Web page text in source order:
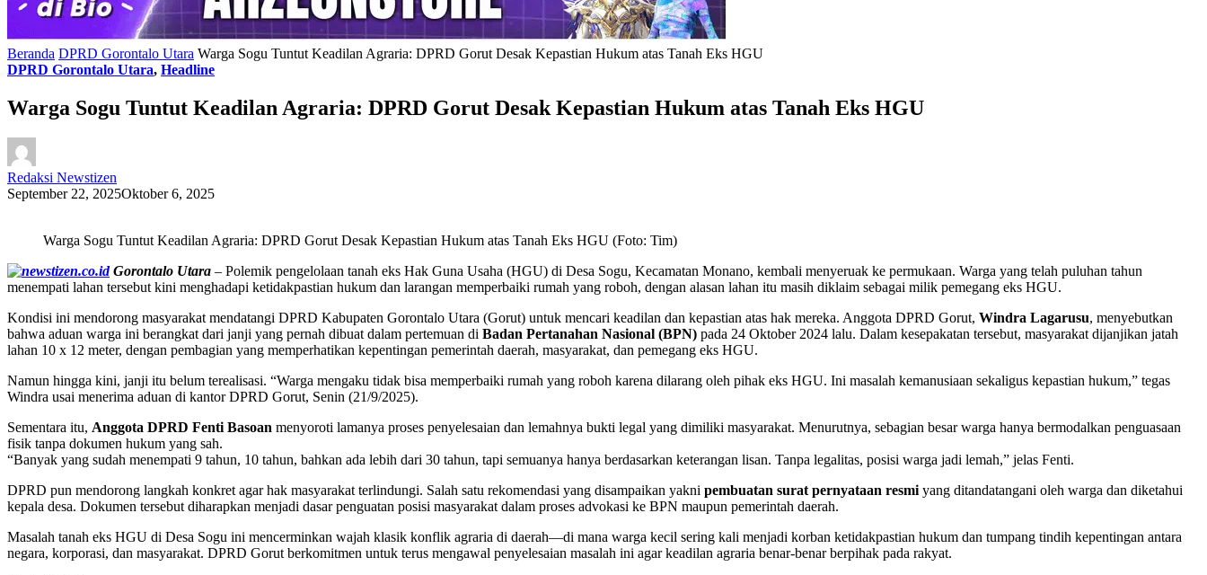
Beranda DPRD Gorontalo Utara Warga Sogu Tuntut Keadilan Agraria: DPRD Gorut Desak Kepastian Hukum atas Tanah Eks HGU
DPRD Gorontalo Utara, Headline
Warga Sogu Tuntut Keadilan Agraria: DPRD Gorut Desak Kepastian Hukum atas Tanah Eks HGU
Redaksi Newstizen
September 22, 2025Oktober 6, 2025
Warga Sogu Tuntut Keadilan Agraria: DPRD Gorut Desak Kepastian Hukum atas Tanah Eks HGU (Foto: Tim)
Gorontalo Utara – Polemik pengelolaan tanah eks Hak Guna Usaha (HGU) di Desa Sogu, Kecamatan Monano, kembali menyeruak ke permukaan. Warga yang telah puluhan tahun
menempati lahan tersebut kini menghadapi ketidakpastian hukum dan larangan memperbaiki rumah yang roboh, dengan alasan lahan itu masih diklaim sebagai milik pemegang eks HGU.
Kondisi ini mendorong masyarakat mendatangi DPRD Kabupaten Gorontalo Utara (Gorut) untuk mencari keadilan dan kepastian atas hak mereka. Anggota DPRD Gorut, Windra Lagarusu, menyebutkan
bahwa aduan warga ini berangkat dari janji yang pernah dibuat dalam pertemuan di Badan Pertanahan Nasional (BPN) pada 24 Oktober 2024 lalu. Dalam kesepakatan tersebut, masyarakat dijanjikan jatah
lahan 10 x 12 meter, dengan pembagian yang memperhatikan kepentingan pemerintah daerah, masyarakat, dan pemegang eks HGU.
Namun hingga kini, janji itu belum terealisasi. “Warga mengaku tidak bisa memperbaiki rumah yang roboh karena dilarang oleh pihak eks HGU. Ini masalah kemanusiaan sekaligus kepastian hukum,” tegas
Windra usai menerima aduan di kantor DPRD Gorut, Senin (21/9/2025).
Sementara itu, Anggota DPRD Fenti Basoan menyoroti lamanya proses penyelesaian dan lemahnya bukti legal yang dimiliki masyarakat. Menurutnya, sebagian besar warga hanya bermodalkan penguasaan
fisik tanpa dokumen hukum yang sah.
“Banyak yang sudah menempati 9 tahun, 10 tahun, bahkan ada lebih dari 30 tahun, tapi semuanya hanya berdasarkan keterangan lisan. Tanpa legalitas, posisi warga jadi lemah,” jelas Fenti.
DPRD pun mendorong langkah konkret agar hak masyarakat terlindungi. Salah satu rekomendasi yang disampaikan yakni pembuatan surat pernyataan resmiyang ditandatangani oleh warga dan diketahui
kepala desa. Dokumen tersebut diharapkan menjadi dasar penguatan posisi masyarakat dalam proses advokasi ke BPN maupun pemerintah daerah.
Masalah tanah eks HGU di Desa Sogu ini mencerminkan wajah klasik konflik agraria di daerah—di mana warga kecil sering kali menjadi korban ketidakpastian hukum dan tumpang tindih kepentingan antara
negara, korporasi, dan masyarakat. DPRD Gorut berkomitmen untuk terus mengawal penyelesaian masalah ini agar keadilan agraria benar-benar berpihak pada rakyat.